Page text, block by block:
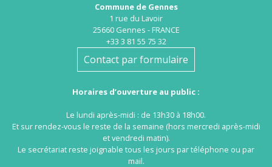
Commune de Gennes
1 rue du Lavoir
25660 Gennes - FRANCE
+33 3 81 55 75 32
Contact par formulaire
Horaires d’ouverture au public :
Le lundi après-midi : de 13h30 à 18h00.
Et sur rendez-vous le reste de la semaine (hors mercredi après-midi
et vendredi matin).
Le secrétariat reste joignable tous les jours par téléphone ou par
mail.